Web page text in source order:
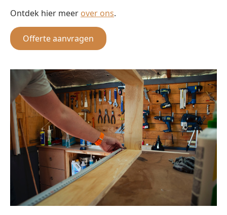
Ontdek hier meer over ons.
Offerte aanvragen